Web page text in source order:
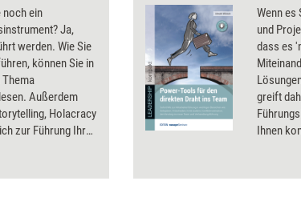
noch ein
Ja,
werden. Wie Sie
können Sie in
Außerdem
Holacracy
zur Führung Ihrer
Wenn es
und
dass es
greift
Ihnen